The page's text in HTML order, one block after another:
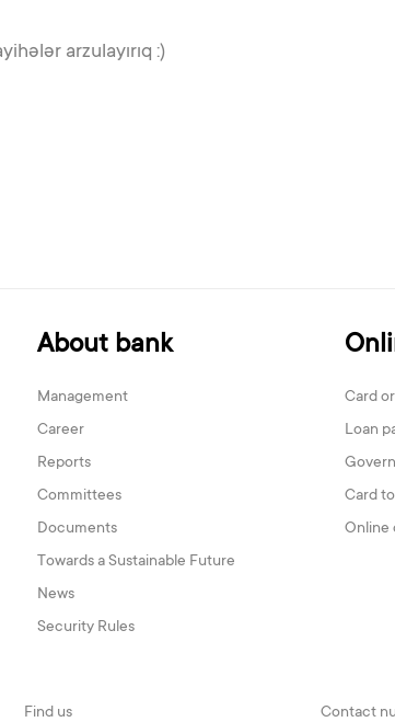
arzulayırıq :)
About bank
Management
Career
Reports
Committees
Documents
Towards a Sustainable Future
News
Security Rules
Card
Loan
Card
Online
Find us Contact